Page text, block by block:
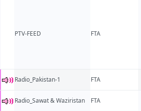
PTV-FEED FTA
Radio_Pakistan-1 FTA
Radio_Sawat & Waziristan FTA